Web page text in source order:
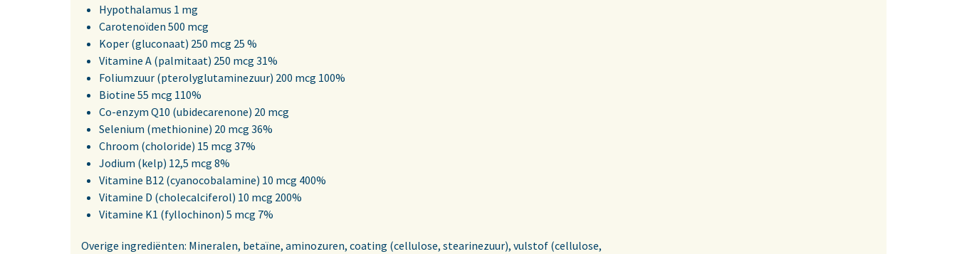
Hypothalamus 1 mg
Carotenoïden 500 mcg
Koper (gluconaat) 250 mcg 25 %
Vitamine A (palmitaat) 250 mcg 31%
Foliumzuur (pterolyglutaminezuur) 200 mcg 100%
Biotine 55 mcg 110%
Co-enzym Q10 (ubidecarenone) 20 mcg
Selenium (methionine) 20 mcg 36%
Chroom (choloride) 15 mcg 37%
Jodium (kelp) 12,5 mcg 8%
Vitamine B12 (cyanocobalamine) 10 mcg 400%
Vitamine D (cholecalciferol) 10 mcg 200%
Vitamine K1 (fyllochinon) 5 mcg 7%
Overige ingrediënten: Mineralen, betaïne, aminozuren, coating (cellulose, stearinezuur), vulstof (cellulose,